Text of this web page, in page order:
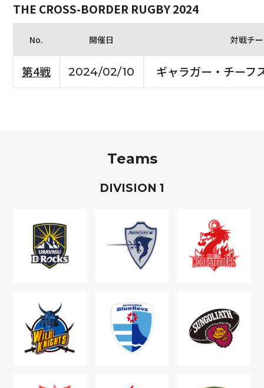
THE CROSS-BORDER RUGBY 2024
No. 開催日 対戦チ
第4戦 2024/02/10 ギャラガー・チーフ
Teams
DIVISION 1